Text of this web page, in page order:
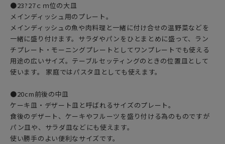
●23?27ｃｍ位の大皿
メインディッシュ用のプレート。
メインディッシュの魚や肉料理と一緒に付け合せの温野菜などを
一緒に盛り付けます。サラダやパンをひとまとめに盛って、ラン
チプレート・モーニングプレートとしてワンプレートでも使える
用途の広いサイズ。テーブルセッティングのときの位置皿として
使います。 家庭ではパスタ皿としても使えます。
●20cm前後の中皿
ケーキ皿・デザート皿と呼ばれるサイズのプレート。
食後のデザート、ケーキやフルーツを盛り付ける為のものですが
パン皿や、サラダ皿などにも使えます。
使い勝手のよい便利なサイズです。